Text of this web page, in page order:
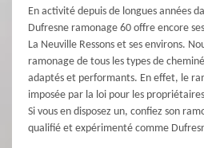
En activité depuis de longues années
Dufresne ramonage 60 offre encore
La Neuville Ressons et ses environs.
ramonage de tous les types de
adaptés et performants. En effet, le
imposée par la loi pour les
Si vous en disposez un, confiez son
qualifié et expérimenté comme